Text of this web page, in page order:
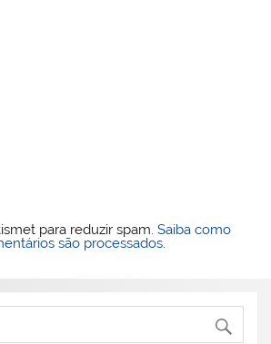
para reduzir spam.Saiba como
são processados.